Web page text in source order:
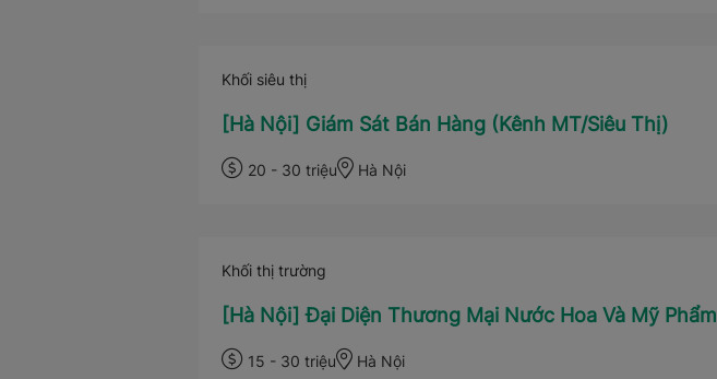
Khối siêu thị
[Hà Nội] Giám Sát Bán Hàng (Kênh MT/Siêu Thị)
20 - 30 triệu Hà Nội
Khối thị trường
[Hà Nội] Đại Diện Thương Mại Nước Hoa Và Mỹ Phẩm
15 - 30 triệu Hà Nội